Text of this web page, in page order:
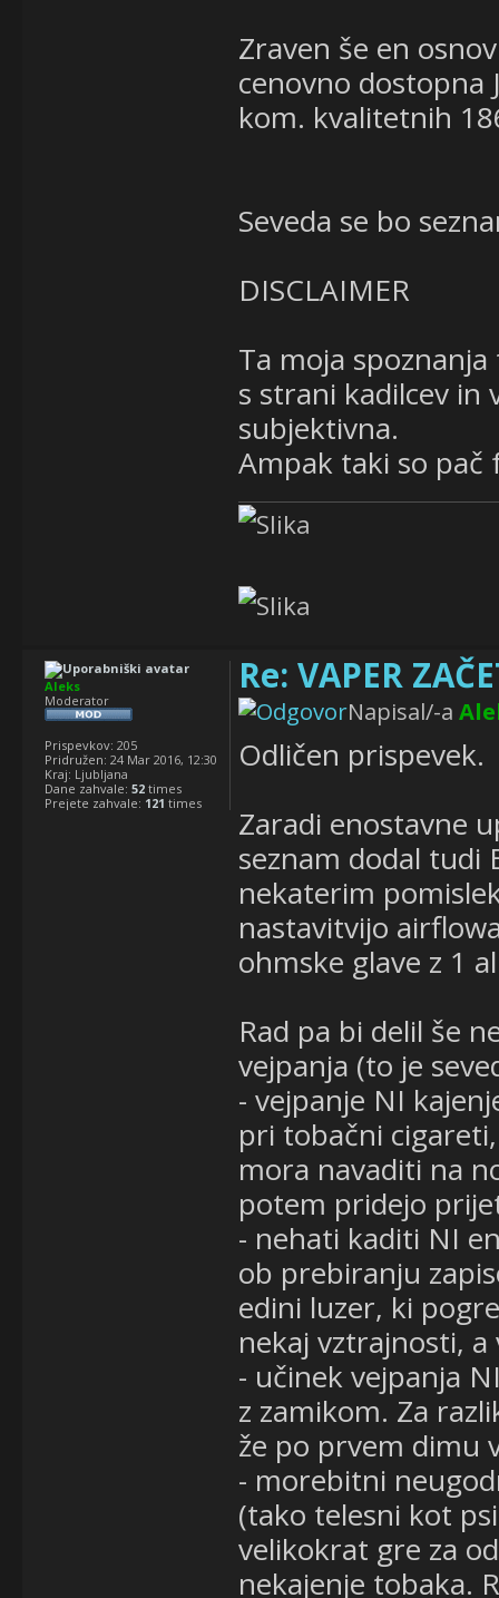
Zraven še en
cenovno dostopna
kom. kvalitetnih
Seveda se bo
DISCLAIMER
Ta moja
s strani kadilcev in
subjektivna.
Ampak taki so
Re: VAPER
Napisal/-a
Odličen prispevek.
Zaradi enostavne
seznam dodal tudi
nekaterim
nastavitvijo
ohmske glave z 1
Rad pa bi delil še
vejpanja (to je
- vejpanje NI
pri tobačni
mora navaditi na
potem pridejo
- nehati kaditi NI
ob prebiranju
edini luzer, ki
nekaj vztrajnosti, a
- učinek vejpanja
z zamikom. Za
že po prvem dimu
- morebitni
(tako telesni kot
velikokrat gre za
nekajenje tobaka.
Aleks
Moderator
Prispevkov: 205
Pridružen: 24 Mar 2016, 12:30
Kraj: Ljubljana
Dane zahvale: 52 times
Prejete zahvale: 121 times